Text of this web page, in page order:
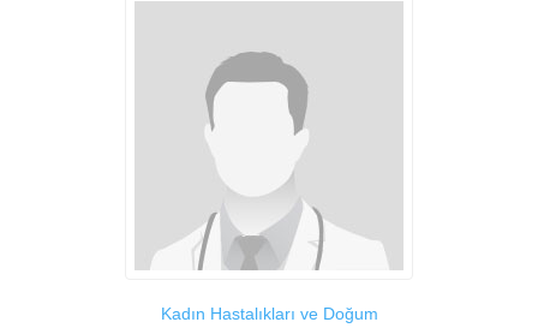
Kadın Hastalıkları ve Doğum